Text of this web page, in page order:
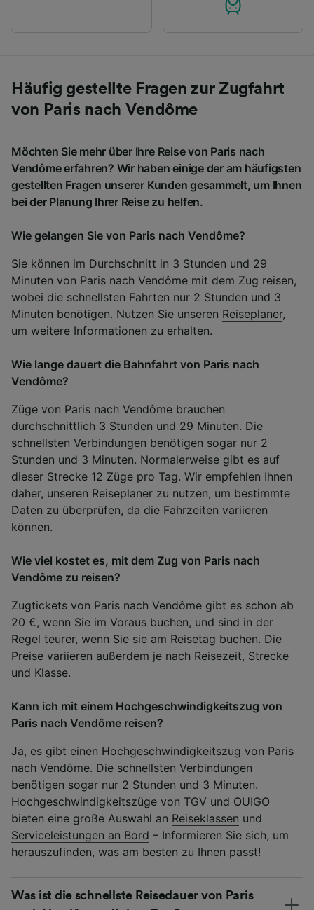
Häufig gestellte Fragen zur Zugfahrt
von Paris nach Vendôme
Möchten Sie mehr über Ihre Reise von Paris nach
Vendôme erfahren? Wir haben einige der am häufigsten
gestellten Fragen unserer Kunden gesammelt, um Ihnen
bei der Planung Ihrer Reise zu helfen.
Wie gelangen Sie von Paris nach Vendôme?
Sie können im Durchschnitt in 3 Stunden und 29
Minuten von Paris nach Vendôme mit dem Zug reisen,
wobei die schnellsten Fahrten nur 2 Stunden und 3
Minuten benötigen. Nutzen Sie unseren Reiseplaner,
um weitere Informationen zu erhalten.
Wie lange dauert die Bahnfahrt von Paris nach
Vendôme?
Züge von Paris nach Vendôme brauchen
durchschnittlich 3 Stunden und 29 Minuten. Die
schnellsten Verbindungen benötigen sogar nur 2
Stunden und 3 Minuten. Normalerweise gibt es auf
dieser Strecke 12 Züge pro Tag. Wir empfehlen Ihnen
daher, unseren Reiseplaner zu nutzen, um bestimmte
Daten zu überprüfen, da die Fahrzeiten variieren
können.
Wie viel kostet es, mit dem Zug von Paris nach
Vendôme zu reisen?
Zugtickets von Paris nach Vendôme gibt es schon ab
20 €, wenn Sie im Voraus buchen, und sind in der
Regel teurer, wenn Sie sie am Reisetag buchen. Die
Preise variieren außerdem je nach Reisezeit, Strecke
und Klasse.
Kann ich mit einem Hochgeschwindigkeitszug von
Paris nach Vendôme reisen?
Ja, es gibt einen Hochgeschwindigkeitszug von Paris
nach Vendôme. Die schnellsten Verbindungen
benötigen sogar nur 2 Stunden und 3 Minuten.
Hochgeschwindigkeitszüge von TGV und OUIGO
bieten eine große Auswahl an Reiseklassen und
Serviceleistungen an Bord – Informieren Sie sich, um
herauszufinden, was am besten zu Ihnen passt!
Was ist die schnellste Reisedauer von Paris